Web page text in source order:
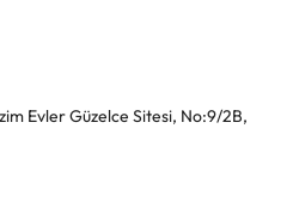
Evler Güzelce Sitesi, No:9/2B,